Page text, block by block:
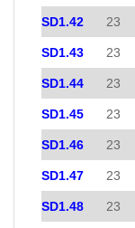
SD1.42 23
SD1.43 23
SD1.44 23
SD1.45 23
SD1.46 23
SD1.47 23
SD1.48 23